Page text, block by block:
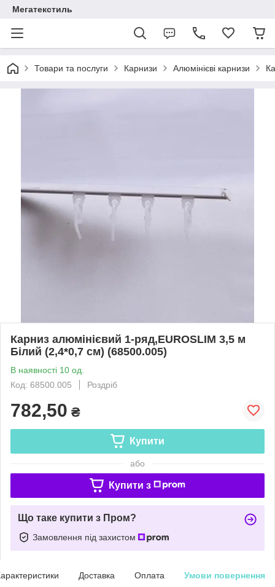
Мегатекстиль
Товари та послуги Карнизи Алюмінієві карнизи
Карниз алюмінієвий 1-ряд,EUROSLIM 3,5 м
Білий (2,4*0,7 см) (68500.005)
В наявності 10 од.
Код: 68500.005
Роздріб
782,50 ₴
Купити
або
Купити з
Що таке купити з Пром?
Замовлення під захистом
Доставка Оплата Умови повернення